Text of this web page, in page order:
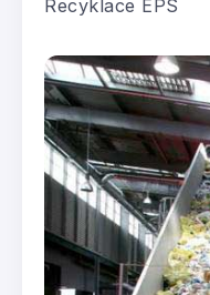
Recyklace EPS